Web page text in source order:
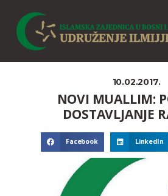
10.02.2017.
NOVI MUALLIM:
DOSTAVLJANJE
Facebook LinkedIn